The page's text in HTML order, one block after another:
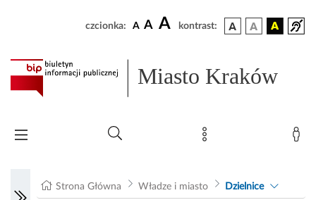
czcionka: A A A kontrast:
Miasto Kraków
Strona Główna Władze i miasto Dzielnice